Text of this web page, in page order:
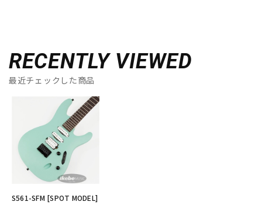
RECENTLY VIEWED
最近チェックした商品
S561-SFM [SPOT MODEL]